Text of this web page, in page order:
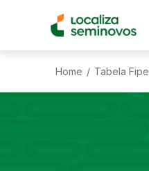
Home / Tabela Fipe